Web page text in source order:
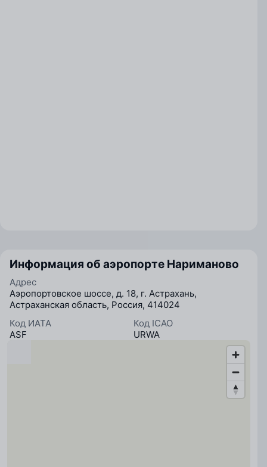
Информация об аэропорте Нариманово
Адрес
Аэропортовское шоссе, д. 18, г. Астрахань,
Астраханская область, Россия, 414024
Код ИАТА
ASF
Код ICAO
URWA